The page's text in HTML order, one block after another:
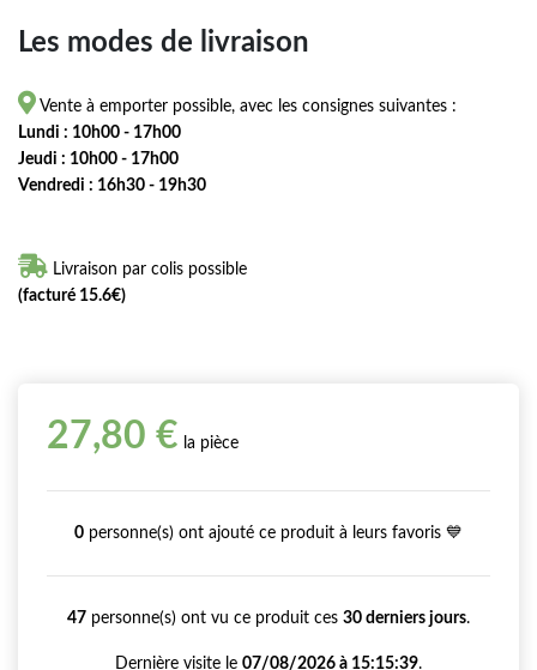
Les modes de livraison
 Vente à emporter possible, avec les consignes suivantes :
Lundi : 10h00 - 17h00
Jeudi : 10h00 - 17h00
Vendredi : 16h30 - 19h30
 Livraison par colis possible
(facturé 15.6€)
27,80 € la pièce
0 personne(s) ont ajouté ce produit à leurs favoris 💙
47 personne(s) ont vu ce produit ces 30 derniers jours.
Dernière visite le 07/08/2026 à 15:15:39.